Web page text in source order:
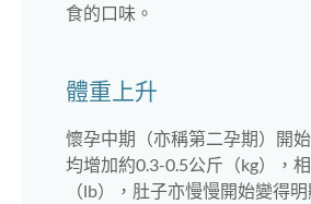
食的口味。
體重上升
懷孕中期（亦稱第二孕期）開
均增加約0.3-0.5公斤（kg），
（lb），肚子亦慢慢開始變得